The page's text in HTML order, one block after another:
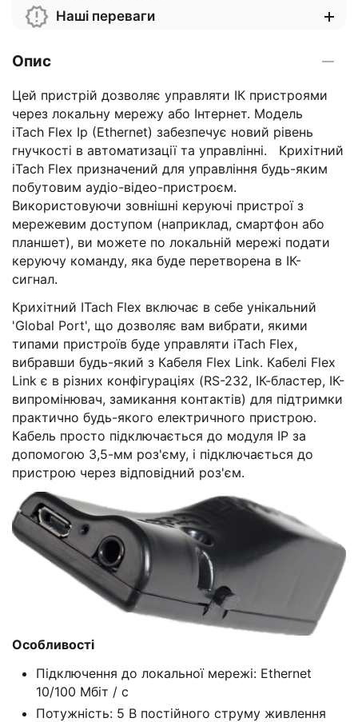
Наші переваги
Опис
Цей пристрій дозволяє управляти ІК пристроями
через локальну мережу або Інтернет. Модель
iTach Flex Ip (Ethernet) забезпечує новий рівень
гнучкості в автоматизації та управлінні.
Крихітний
iTach Flex призначений для управління будь-яким
побутовим аудіо-відео-пристроєм.
Використовуючи зовнішні керуючі пристрої з
мережевим доступом (наприклад, смартфон або
планшет), ви можете по локальній мережі подати
керуючу команду, яка буде перетворена в ІК-
сигнал.
Крихітний ITach Flex включає в себе унікальний
'Global Port', що дозволяє вам вибрати, якими
типами пристроїв буде управляти iTach Flex,
вибравши будь-який з Кабеля Flex Link. Кабелі Flex
Link є в різних конфігураціях (RS-232, ІК-бластер, ІК-
випромінювач, замикання контактів) для підтримки
практично будь-якого електричного пристрою.
Кабель просто підключається до модуля IP за
допомогою 3,5-мм роз'єму, і підключається до
пристрою через відповідний роз'єм.
Особливості
Підключення до локальної мережі: Ethernet
10/100 Мбіт / с
Потужність: 5 В постійного струму живлення